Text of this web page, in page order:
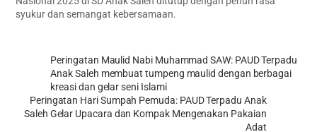
syukur dan semangat kebersamaan.
Peringatan Maulid Nabi Muhammad SAW: PAUD Terpadu
Anak Saleh membuat tumpeng maulid dengan berbagai
kreasi dan gelar seni Islami
Peringatan Hari Sumpah Pemuda: PAUD Terpadu Anak
Saleh Gelar Upacara dan Kompak Mengenakan Pakaian
Adat